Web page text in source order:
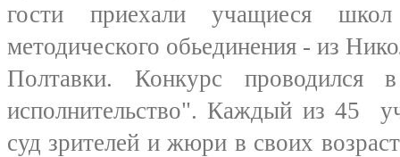
гости приехали учащиеся школ
методического обьединения - из
Полтавки. Конкурс проводился
исполнительство". Каждый из 45
суд зрителей и жюри в своих